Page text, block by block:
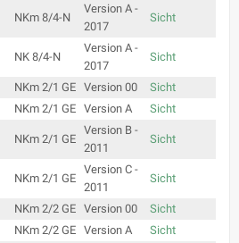
NKm 8/4-N
Version A -
2017
Sicht
NK 8/4-N
Version A -
2017
Sicht
NKm 2/1 GE Version 00
Sicht
NKm 2/1 GE Version A Sicht
NKm 2/1 GE
Version B -
2011
Sicht
NKm 2/1 GE
Version C -
2011
Sicht
NKm 2/2 GE Version 00
Sicht
NKm 2/2 GE Version A Sicht